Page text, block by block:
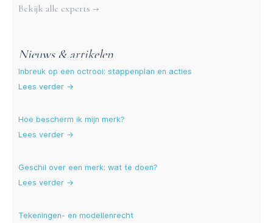
Bekijk alle experts →
Nieuws & artikelen
Inbreuk op een octrooi: stappenplan en acties
Lees verder →
Hoe bescherm ik mijn merk?
Lees verder →
Geschil over een merk: wat te doen?
Lees verder →
Tekeningen- en modellenrecht